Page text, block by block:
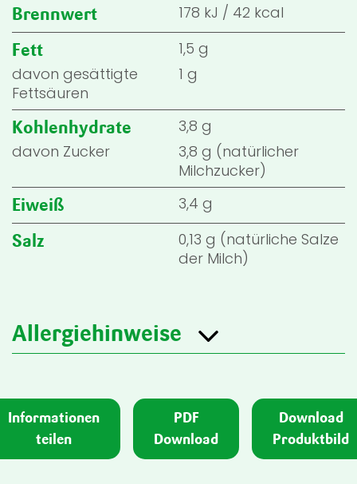
Brennwert 178 kJ / 42 kcal
Fett
1,5 g
davon gesättigte
Fettsäuren
1 g
Kohlenhydrate
3,8 g
davon Zucker
3,8 g (natürlicher
Milchzucker)
Eiweiß 3,4 g
Salz
0,13 g (natürliche Salze
der Milch)
Allergiehinweise
Informationen
teilen
PDF
Download
Download
Produktbild